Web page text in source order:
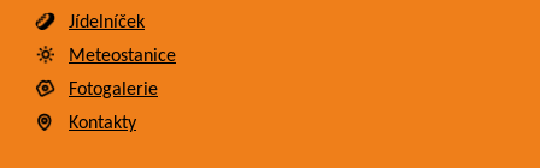
Jídelníček
Meteostanice
Fotogalerie
Kontakty